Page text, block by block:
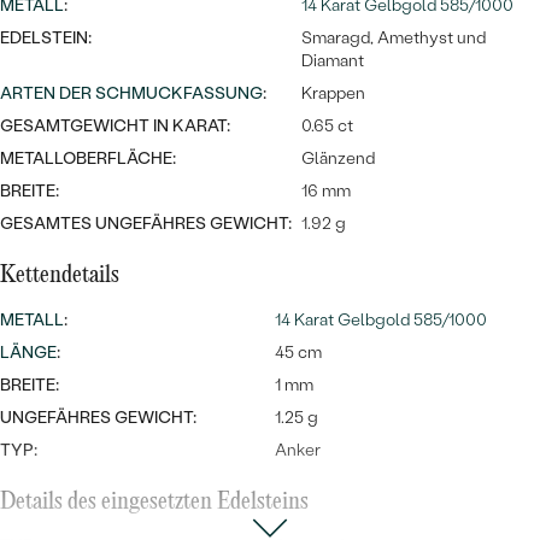
Meistverkaufte
Eheringe
NACH MATERIAL
GOLD
EDELSTEINSCHMUCK
SCHMUCK MIT LAB GROWN
DIAMANTEN
PERLENSCHMUCK
NACH STYL
PERSONALISIERT
SYMBOLISCH
NACH ANLASS
PREISWERTE
LUXURIÖSE
LUXURIÖSE
METALL:
14 Karat Gelbgold 585/1000
EDELSTEIN:
Smaragd, Amethyst und
Diamant
ARTEN DER SCHMUCKFASSUNG:
Krappen
GESAMTGEWICHT IN KARAT:
0.65 ct
METALLOBERFLÄCHE:
Glänzend
BREITE:
16 mm
GESAMTES UNGEFÄHRES GEWICHT: 1.92 g
Kettendetails
METALL:
14 Karat Gelbgold 585/1000
LÄNGE:
45 cm
BREITE:
1 mm
UNGEFÄHRES GEWICHT:
1.25 g
TYP:
Anker
Details des eingesetzten Edelsteins